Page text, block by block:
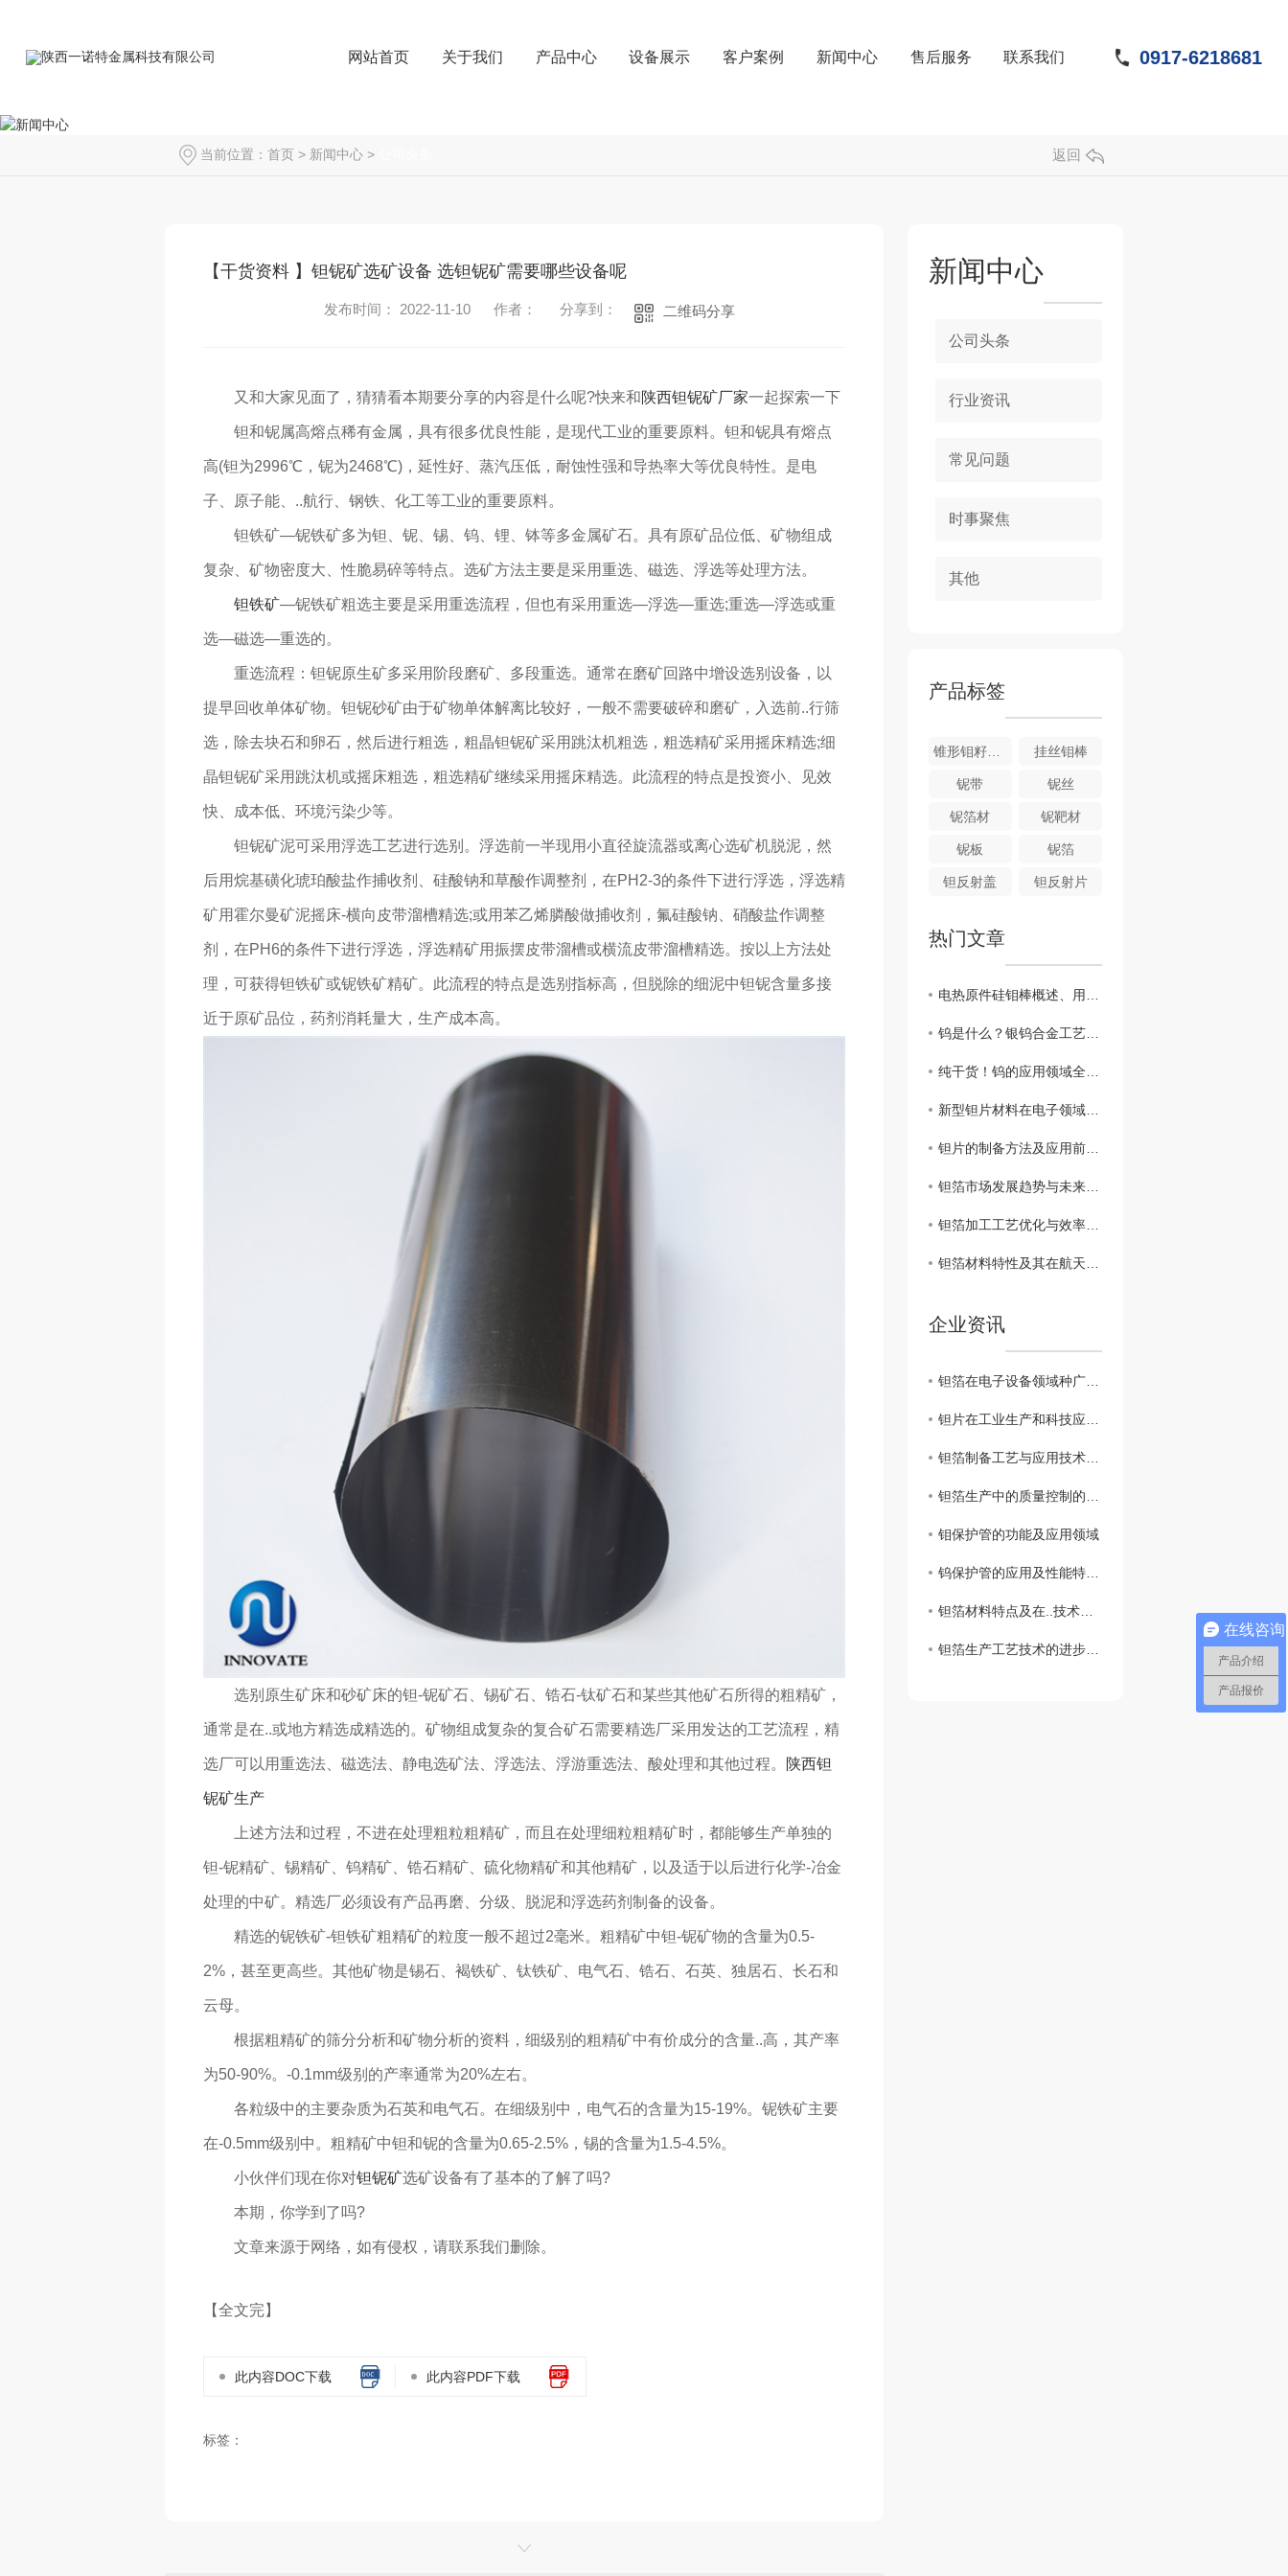
网站首页 关于我们 产品中心 设备展示 客户案例 新闻中心 售后服务 联系我们 0917-6218681
当前位置： 首页 > 新闻中心 > 返回
【干货资料 】钽铌矿选矿设备 选钽铌矿需要哪些设备呢
发布时间： 2022-11-10 作者： 分享到： 二维码分享
又和大家见面了，猜猜看本期要分享的内容是什么呢?快来和陕西钽铌矿厂家一起探索一下
钽和铌属高熔点稀有金属，具有很多优良性能，是现代工业的重要原料。钽和铌具有熔点
高(钽为2996℃，铌为2468℃)，延性好、蒸汽压低，耐蚀性强和导热率大等优良特性。是电
子、原子能、..航行、钢铁、化工等工业的重要原料。
钽铁矿—铌铁矿多为钽、铌、锡、钨、锂、钵等多金属矿石。具有原矿品位低、矿物组成
复杂、矿物密度大、性脆易碎等特点。选矿方法主要是采用重选、磁选、浮选等处理方法。
钽铁矿—铌铁矿粗选主要是采用重选流程，但也有采用重选—浮选—重选;重选—浮选或重
选—磁选—重选的。
重选流程：钽铌原生矿多采用阶段磨矿、多段重选。通常在磨矿回路中增设选别设备，以
提早回收单体矿物。钽铌砂矿由于矿物单体解离比较好，一般不需要破碎和磨矿，入选前..行筛
选，除去块石和卵石，然后进行粗选，粗晶钽铌矿采用跳汰机粗选，粗选精矿采用摇床精选;细
晶钽铌矿采用跳汰机或摇床粗选，粗选精矿继续采用摇床精选。此流程的特点是投资小、见效
快、成本低、环境污染少等。
钽铌矿泥可采用浮选工艺进行选别。浮选前一半现用小直径旋流器或离心选矿机脱泥，然
后用烷基磺化琥珀酸盐作捕收剂、硅酸钠和草酸作调整剂，在PH2-3的条件下进行浮选，浮选精
矿用霍尔曼矿泥摇床-横向皮带溜槽精选;或用苯乙烯膦酸做捕收剂，氟硅酸钠、硝酸盐作调整
剂，在PH6的条件下进行浮选，浮选精矿用振摆皮带溜槽或横流皮带溜槽精选。按以上方法处
理，可获得钽铁矿或铌铁矿精矿。此流程的特点是选别指标高，但脱除的细泥中钽铌含量多接
近于原矿品位，药剂消耗量大，生产成本高。
选别原生矿床和砂矿床的钽-铌矿石、锡矿石、锆石-钛矿石和某些其他矿石所得的粗精矿，
通常是在..或地方精选成精选的。矿物组成复杂的复合矿石需要精选厂采用发达的工艺流程，精
选厂可以用重选法、磁选法、静电选矿法、浮选法、浮游重选法、酸处理和其他过程。 陕西钽
铌矿生产
上述方法和过程，不进在处理粗粒粗精矿，而且在处理细粒粗精矿时，都能够生产单独的
钽-铌精矿、锡精矿、钨精矿、锆石精矿、硫化物精矿和其他精矿，以及适于以后进行化学-冶金
处理的中矿。精选厂必须设有产品再磨、分级、脱泥和浮选药剂制备的设备。
精选的铌铁矿-钽铁矿粗精矿的粒度一般不超过2毫米。粗精矿中钽-铌矿物的含量为0.5-
2%，甚至更高些。其他矿物是锡石、褐铁矿、钛铁矿、电气石、锆石、石英、独居石、长石和
云母。
根据粗精矿的筛分分析和矿物分析的资料，细级别的粗精矿中有价成分的含量..高，其产率
为50-90%。-0.1mm级别的产率通常为20%左右。
各粒级中的主要杂质为石英和电气石。在细级别中，电气石的含量为15-19%。铌铁矿主要
在-0.5mm级别中。粗精矿中钽和铌的含量为0.65-2.5%，锡的含量为1.5-4.5%。
小伙伴们现在你对钽铌矿选矿设备有了基本的了解了吗?
本期，你学到了吗?
文章来源于网络，如有侵权，请联系我们删除。
【全文完】
此内容DOC下载 此内容PDF下载
标签：
新闻中心
公司头条
行业资讯
常见问题
时事聚焦
其他
产品标签
锥形钼籽晶夹头 挂丝钼棒
铌带 铌丝
铌箔材 铌靶材
铌板 铌箔
钽反射盖 钽反射片
热门文章
电热原件硅钼棒概述、用途及其安装介绍
钨是什么？银钨合金工艺介绍及用途详解
纯干货！钨的应用领域全解析！
新型钽片材料在电子领域的发展潜力分析
钽片的制备方法及应用前景探讨
钽箔市场发展趋势与未来预测
钽箔加工工艺优化与效率提升策略探讨
钽箔材料特性及其在航天工程中的应用前景
企业资讯
钽箔在电子设备领域种广泛应用
钽片在工业生产和科技应用中的重要性
钽箔制备工艺与应用技术探究
钽箔生产中的质量控制的方法研究
钼保护管的功能及应用领域
钨保护管的应用及性能特点分析
钽箔材料特点及在..技术中的多元化应用
钽箔生产工艺技术的进步与优化探讨
在线咨询
产品介绍
产品报价